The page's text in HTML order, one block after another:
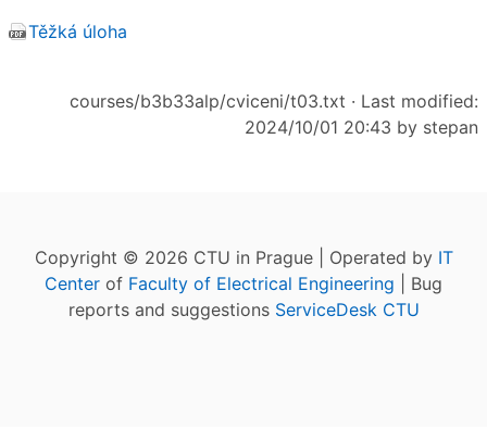
Těžká úloha
courses/b3b33alp/cviceni/t03.txt · Last modified:
2024/10/01 20:43 by stepan
Copyright © 2026 CTU in Prague | Operated by IT
Center of Faculty of Electrical Engineering | Bug
reports and suggestions ServiceDesk CTU